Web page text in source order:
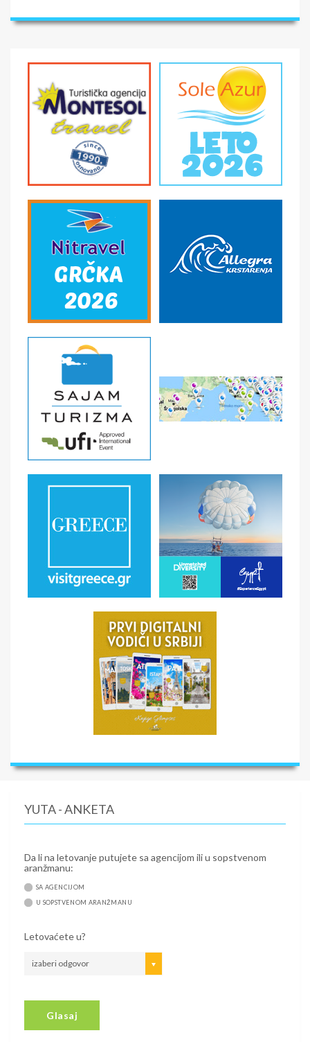
YUTA - ANKETA
Da li na letovanje putujete sa agencijom ili u sopstvenom
aranžmanu:
SA AGENCIJOM
U SOPSTVENOM ARANŽMANU
Letovaćete u?
izaberi odgovor
Glasaj